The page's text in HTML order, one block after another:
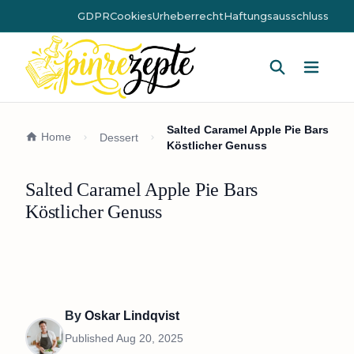
GDPRCookiesUrheberrechtHaftungsausschluss
Home Dessert
Salted Caramel Apple Pie Bars
Köstlicher Genuss
Salted Caramel Apple Pie Bars
Köstlicher Genuss
By Oskar Lindqvist
Published Aug 20, 2025